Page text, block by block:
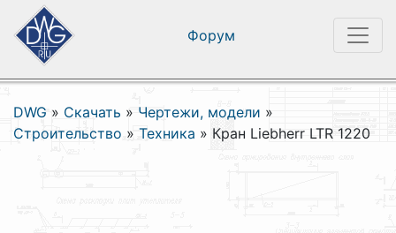
Форум
DWG » Скачать » Чертежи, модели »
Строительство » Техника » Кран Liebherr LTR 1220